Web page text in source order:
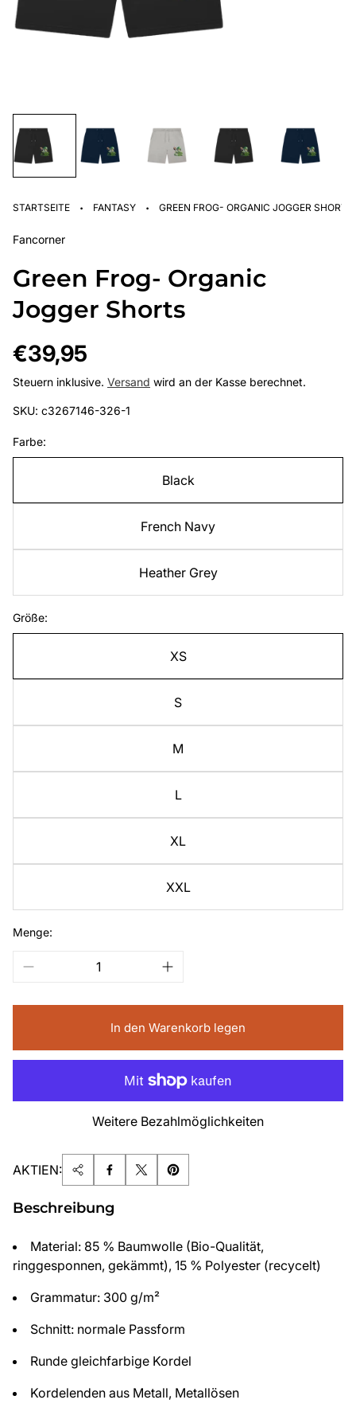
STARTSEITE · FANTASY · GREEN FROG- ORGANIC JOGGER SHORTS
Fancorner
Green Frog- Organic
Jogger Shorts
Regulärer
Preis
€39,95
Steuern inklusive. Versand wird an der Kasse berechnet.
SKU: c3267146-326-1
Farbe:
Black
French Navy
Heather Grey
Größe:
XS
S
M
L
XL
XXL
Menge:
In den Warenkorb legen
Weitere Bezahlmöglichkeiten
AKTIEN:
Beschreibung
Material: 85 % Baumwolle (Bio-Qualität,
ringgesponnen, gekämmt), 15 % Polyester (recycelt)
Grammatur: 300 g/m²
Schnitt: normale Passform
Runde gleichfarbige Kordel
Kordelenden aus Metall, Metallösen